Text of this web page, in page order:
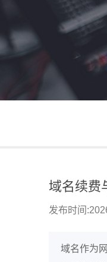
域名续费
发布时间
域名作为